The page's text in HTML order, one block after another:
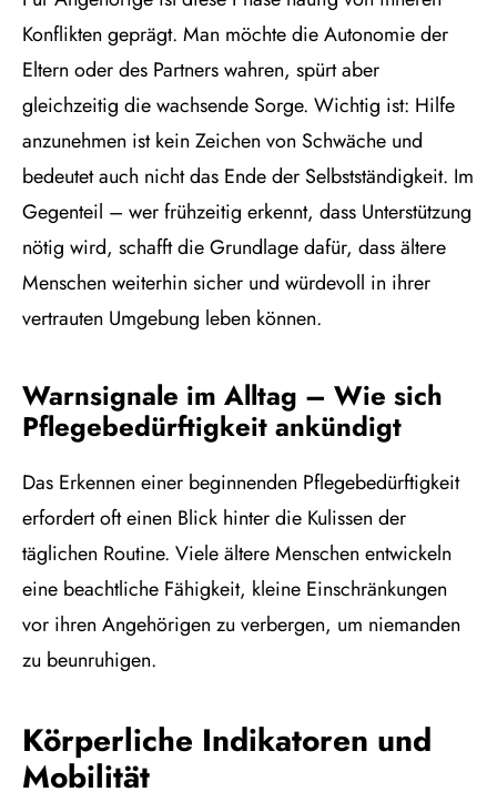
Konflikten geprägt. Man möchte die Autonomie der
Eltern oder des Partners wahren, spürt aber
gleichzeitig die wachsende Sorge. Wichtig ist: Hilfe
anzunehmen ist kein Zeichen von Schwäche und
bedeutet auch nicht das Ende der Selbstständigkeit. Im
Gegenteil – wer frühzeitig erkennt, dass Unterstützung
nötig wird, schafft die Grundlage dafür, dass ältere
Menschen weiterhin sicher und würdevoll in ihrer
vertrauten Umgebung leben können.
Warnsignale im Alltag – Wie sich
Pflegebedürftigkeit ankündigt
Das Erkennen einer beginnenden Pflegebedürftigkeit
erfordert oft einen Blick hinter die Kulissen der
täglichen Routine. Viele ältere Menschen entwickeln
eine beachtliche Fähigkeit, kleine Einschränkungen
vor ihren Angehörigen zu verbergen, um niemanden
zu beunruhigen.
Körperliche Indikatoren und
Mobilität